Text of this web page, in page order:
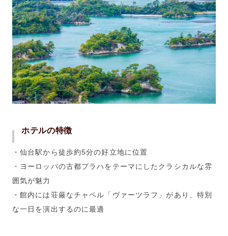
ホテルの特徴
・仙台駅から徒歩約5分の好立地に位置
・ヨーロッパの古都プラハをテーマにしたクラシカルな雰
囲気が魅力
・館内には荘厳なチャペル「ヴァーツラフ」があり、特別
な一日を演出するのに最適